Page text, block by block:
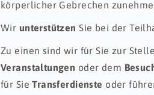
körperlicher Gebrechen
Wir unterstützen Sie bei der
Zu einen sind wir für Sie zur
Veranstaltungen oder dem
für SieTransferdienste oder